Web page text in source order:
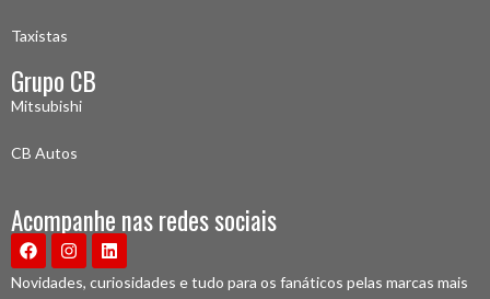
Taxistas
Grupo CB
Mitsubishi
CB Autos
Acompanhe nas redes sociais
Novidades, curiosidades e tudo para os fanáticos pelas marcas mais